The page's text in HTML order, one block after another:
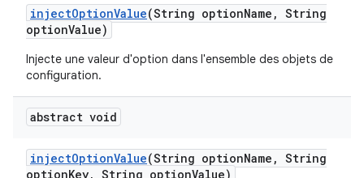
injectOptionValue(String optionName , String
optionValue)
Injecte une valeur d'option dans l'ensemble des objets de
configuration.
abstract void
injectOptionValue(String optionName , String
optionKey, String optionValue)